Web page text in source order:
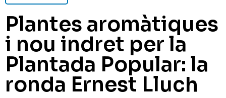
Plantes aromàtiques
i nou indret per la
Plantada Popular: la
ronda Ernest Lluch